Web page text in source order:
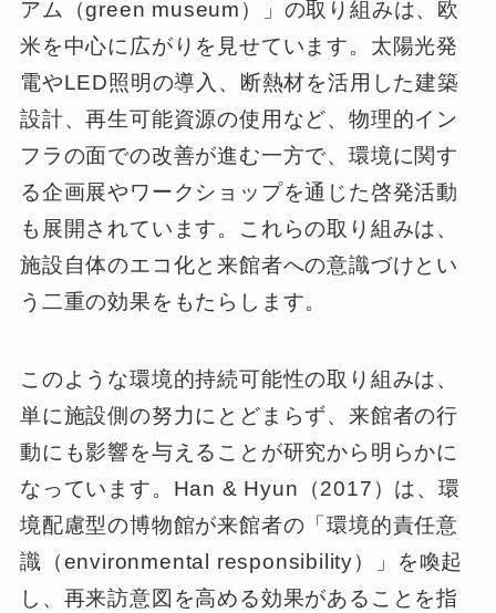
アム（green museum）」の取り組みは、欧
米を中心に広がりを見せています。太陽光発
電やLED照明の導入、断熱材を活用した建築
設計、再生可能資源の使用など、物理的イン
フラの面での改善が進む一方で、環境に関す
る企画展やワークショップを通じた啓発活動
も展開されています。これらの取り組みは、
施設自体のエコ化と来館者への意識づけとい
う二重の効果をもたらします。
このような環境的持続可能性の取り組みは、
単に施設側の努力にとどまらず、来館者の行
動にも影響を与えることが研究から明らかに
なっています。Han & Hyun（2017）は、環
境配慮型の博物館が来館者の「環境的責任意
識（environmental responsibility）」を喚起
し、再来訪意図を高める効果があることを指